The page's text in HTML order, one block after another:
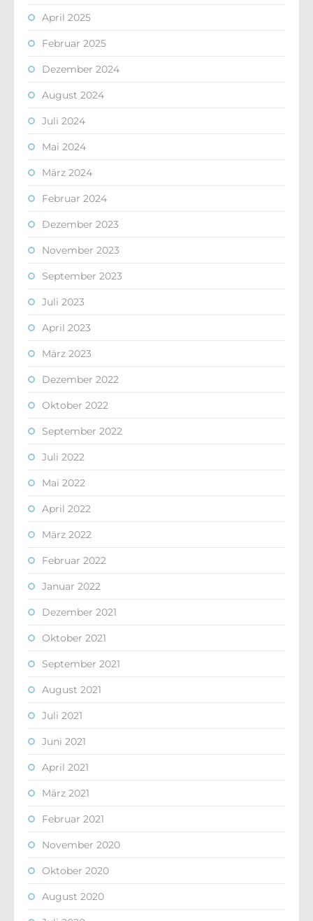
April 2025
Februar 2025
Dezember 2024
August 2024
Juli 2024
Mai 2024
März 2024
Februar 2024
Dezember 2023
November 2023
September 2023
Juli 2023
April 2023
März 2023
Dezember 2022
Oktober 2022
September 2022
Juli 2022
Mai 2022
April 2022
März 2022
Februar 2022
Januar 2022
Dezember 2021
Oktober 2021
September 2021
August 2021
Juli 2021
Juni 2021
April 2021
März 2021
Februar 2021
November 2020
Oktober 2020
August 2020